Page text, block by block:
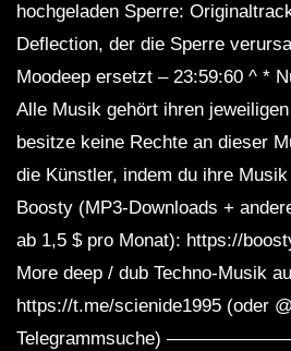
hochgeladen Sperre:
Deflection, der die Sperre
Moodeep ersetzt – 23:59:60 ^ *
Alle Musik gehört ihren
besitze keine Rechte an dieser
die Künstler, indem du ihre
Boosty (MP3-Downloads +
ab 1,5 $ pro Monat): https://
More deep / dub Techno-Musik
https://t.me/scienide1995 (oder
Telegrammsuche)